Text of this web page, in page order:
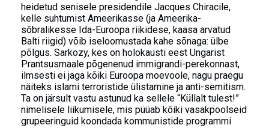
heidetud senisele presidendile Jacques Chiracile,
kelle suhtumist Ameerikasse (ja Ameerika-
sõbralikesse Ida-Euroopa riikidese, kaasa arvatud
Balti riigid) võib iseloomustada kahe sõnaga: ülbe
põlgus. Sarkozy, kes on holokausti eest Ungarist
Prantsusmaale põgenenud immigrandi-perekonnast,
ilmsesti ei jaga kõiki Euroopa moevoole, nagu praegu
näiteks islami terroristide ülistamine ja anti-semitism.
Ta on järsult vastu astunud ka sellele “Küllalt tulest!”
nimelisele liikumisele, mis püüab kõiki vasakpoolseid
grupeeringuid koondada kommunistide programmi